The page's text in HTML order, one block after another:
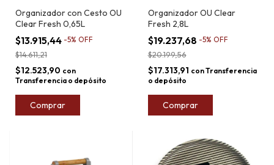
Organizador con Cesto OU
Clear Fresh 0,65L
$13.915,44 -5% OFF
$14.611,21
$12.523,90 con
Transferencia o depósito
Comprar
Organizador OU Clear
Fresh 2,8L
$19.237,68 -5% OFF
$20.199,56
$17.313,91 conTransferencia
o depósito
Comprar